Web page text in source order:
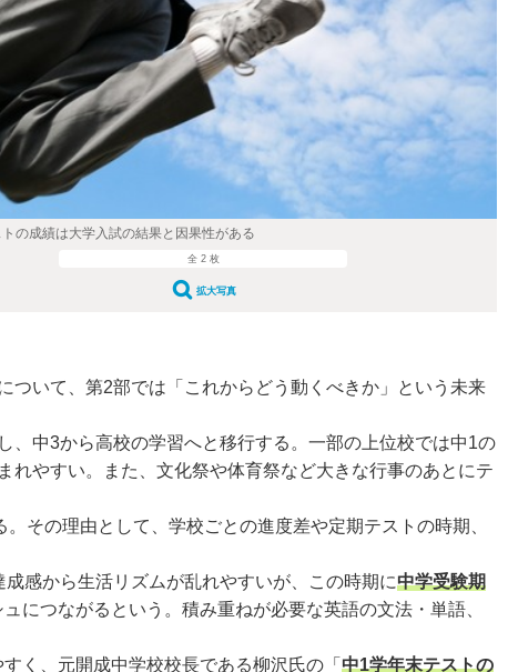
の成績は大学入試の結果と因果性がある
全 2 枚
拡大写真
いて、第2部では「これからどう動くべきか」という未来
、中3から高校の学習へと移行する。一部の上位校では中1の
れやすい。また、文化祭や体育祭など大きな行事のあとにテ
その理由として、学校ごとの進度差や定期テストの時期、
感から生活リズムが乱れやすいが、この時期に中学受験期
につながるという。積み重ねが必要な英語の文法・単語、
く、元開成中学校校長である柳沢氏の「 中1学年末テストの